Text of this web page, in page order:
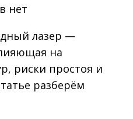
нет
лазер —
на
риски простоя и
разберём